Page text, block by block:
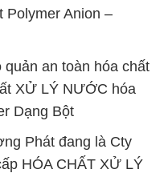
Polymer Anion –
an toàn hóa chất
XỬ LÝ NƯỚC hóa
Dạng Bột
Phát đang là Cty
HÓA CHẤT XỬ LÝ